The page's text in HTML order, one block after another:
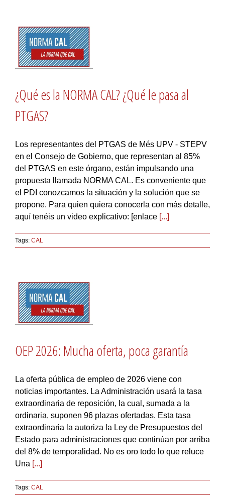
¿Qué es la NORMA CAL? ¿Qué le pasa al
PTGAS?
Los representantes del PTGAS de Més UPV - STEPV
en el Consejo de Gobierno, que representan al 85%
del PTGAS en este órgano, están impulsando una
propuesta llamada NORMA CAL. Es conveniente que
el PDI conozcamos la situación y la solución que se
propone. Para quien quiera conocerla con más detalle,
aquí tenéis un video explicativo: [enlace [...]
Tags: CAL
OEP 2026: Mucha oferta, poca garantía
La oferta pública de empleo de 2026 viene con
noticias importantes. La Administración usará la tasa
extraordinaria de reposición, la cual, sumada a la
ordinaria, suponen 96 plazas ofertadas. Esta tasa
extraordinaria la autoriza la Ley de Presupuestos del
Estado para administraciones que continúan por arriba
del 8% de temporalidad. No es oro todo lo que reluce
Una [...]
Tags: CAL